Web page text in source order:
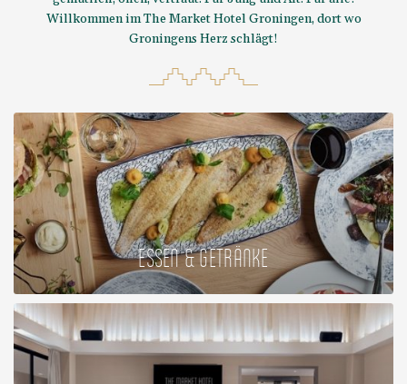
Willkommen im The Market Hotel Groningen, dort wo
Groningens Herz schlägt!
ESSEN & GETRÄNKE